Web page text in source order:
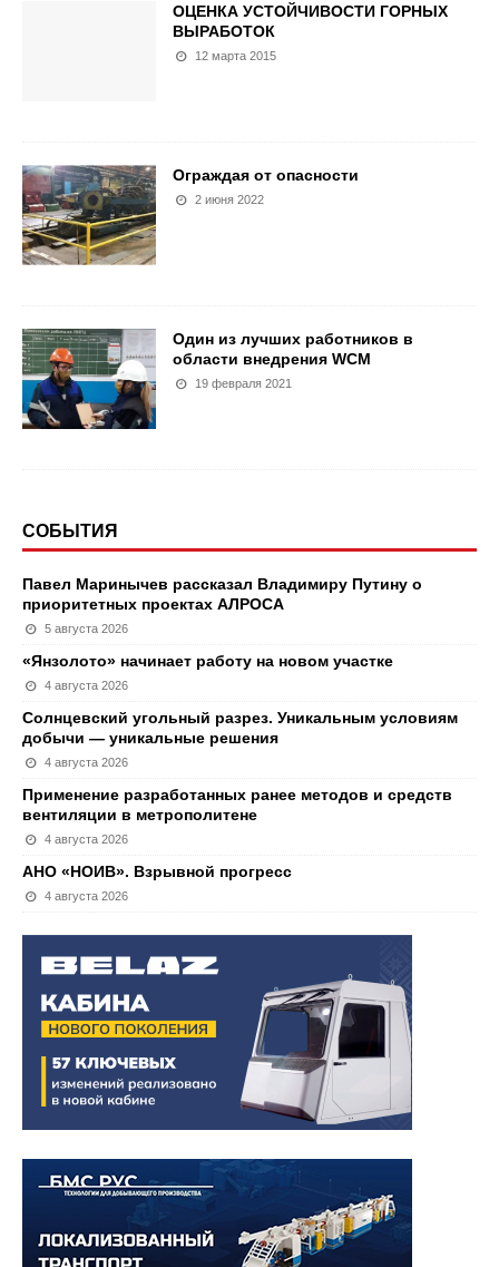
ОЦЕНКА УСТОЙЧИВОСТИ ГОРНЫХ
ВЫРАБОТОК
12 марта 2015
Ограждая от опасности
2 июня 2022
Один из лучших работников в
области внедрения WCM
19 февраля 2021
СОБЫТИЯ
Павел Маринычев рассказал Владимиру Путину о
приоритетных проектах АЛРОСА
5 августа 2026
«Янзолото» начинает работу на новом участке
4 августа 2026
Солнцевский угольный разрез. Уникальным условиям
добычи — уникальные решения
4 августа 2026
Применение разработанных ранее методов и средств
вентиляции в метрополитене
4 августа 2026
АНО «НОИВ». Взрывной прогресс
4 августа 2026